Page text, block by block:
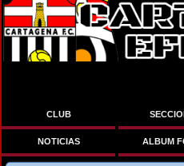
CLUB
NOTICIAS ALBUM